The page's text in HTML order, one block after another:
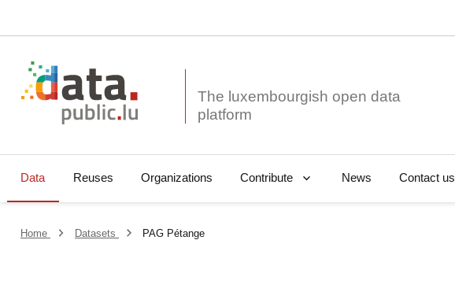
The luxembourgish open data
Data Reuses Organizations Contribute News Contact us
Home Datasets PAG Pétange